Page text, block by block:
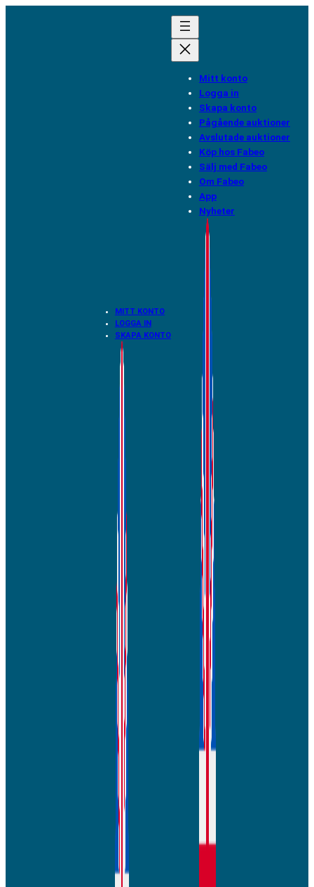
MITT KONTO
LOGGA IN
SKAPA KONTO
Mitt konto
Logga in
Skapa konto
Pågående auktioner
Avslutade auktioner
Köp hos Fabeo
Sälj med Fabeo
Om Fabeo
App
Nyheter